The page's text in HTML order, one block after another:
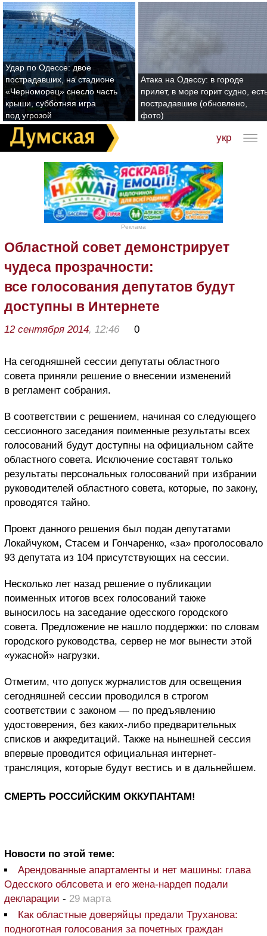
Удар по Одессе: двое
пострадавших, на стадионе
«Черноморец» снесло часть
крыши, субботняя игра
под угрозой
Атака на Одессу: в городе
прилет, в море горит судно,
пострадавшие (обновлено,
фото)
укр
Реклама
Областной совет демонстрирует
чудеса прозрачности:
все голосования депутатов будут
доступны в Интернете
12 сентября 2014, 12:46 0
На сегодняшней сессии депутаты областного
совета приняли решение о внесении изменений
в регламент собрания.
В соответствии с решением, начиная со следующего
сессионного заседания поименные результаты всех
голосований будут доступны на официальном сайте
областного совета. Исключение составят только
результаты персональных голосований при избрании
руководителей областного совета, которые, по закону,
проводятся тайно.
Проект данного решения был подан депутатами
Локайчуком, Стасем и Гончаренко, «за» проголосовало
93 депутата из 104 присутствующих на сессии.
Несколько лет назад решение о публикации
поименных итогов всех голосований также
выносилось на заседание одесского городского
совета. Предложение не нашло поддержки: по словам
городского руководства, сервер не мог вынести этой
«ужасной» нагрузки.
Отметим, что допуск журналистов для освещения
сегодняшней сессии проводился в строгом
соответствии с законом — по предъявлению
удостоверения, без каких-либо предварительных
списков и аккредитаций. Также на нынешней сессия
впервые проводится официальная интернет-
трансляция, которые будут вестись и в дальнейшем.
СМЕРТЬ РОССИЙСКИМ ОККУПАНТАМ!
Новости по этой теме:
Арендованные апартаменты и нет машины: глава
Одесского облсовета и его жена-нардеп подали
декларации - 29 марта
Как областные доверяйцы предали Труханова:
подноготная голосования за почетных граждан